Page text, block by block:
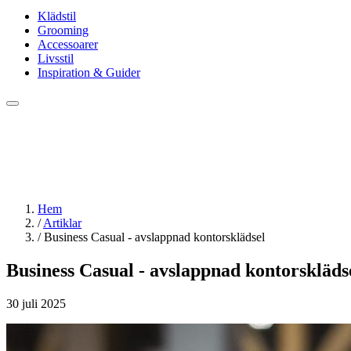
Klädstil
Grooming
Accessoarer
Livsstil
Inspiration & Guider
Hem
/ Artiklar
/ Business Casual - avslappnad kontorsklädsel
Business Casual - avslappnad
30 juli 2025